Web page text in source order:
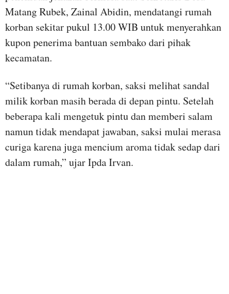
Matang Rubek, Zainal Abidin, mendatangi rumah
korban sekitar pukul 13.00 WIB untuk menyerahkan
kupon penerima bantuan sembako dari pihak
kecamatan.
“Setibanya di rumah korban, saksi melihat sandal
milik korban masih berada di depan pintu. Setelah
beberapa kali mengetuk pintu dan memberi salam
namun tidak mendapat jawaban, saksi mulai merasa
curiga karena juga mencium aroma tidak sedap dari
dalam rumah,” ujar Ipda Irvan.